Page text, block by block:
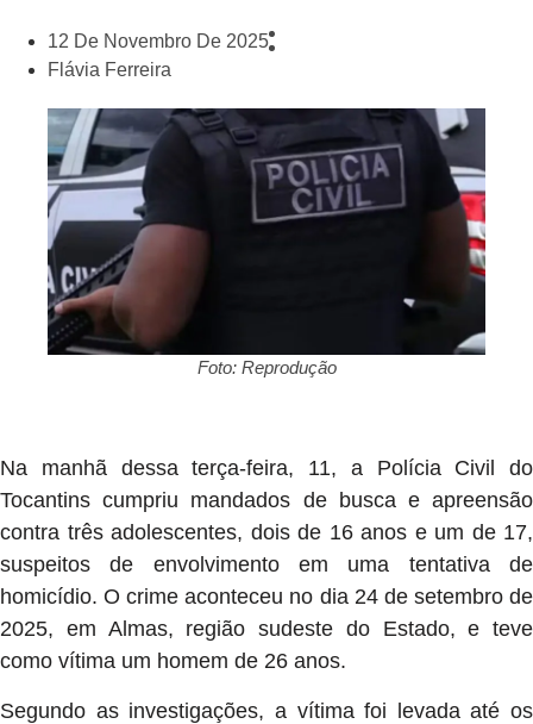
12 De Novembro De 2025
Flávia Ferreira
Foto: Reprodução
Na manhã dessa terça-feira, 11, a Polícia Civil do
Tocantins cumpriu mandados de busca e apreensão
contra três adolescentes, dois de 16 anos e um de 17,
suspeitos de envolvimento em uma tentativa de
homicídio. O crime aconteceu no dia 24 de setembro de
2025, em Almas, região sudeste do Estado, e teve
como vítima um homem de 26 anos.
Segundo as investigações, a vítima foi levada até os